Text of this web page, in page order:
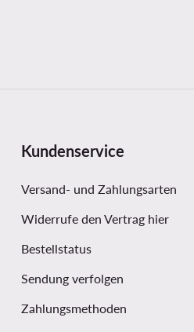
Kundenservice
Versand- und Zahlungsarten
Widerrufe den Vertrag hier
Bestellstatus
Sendung verfolgen
Zahlungsmethoden